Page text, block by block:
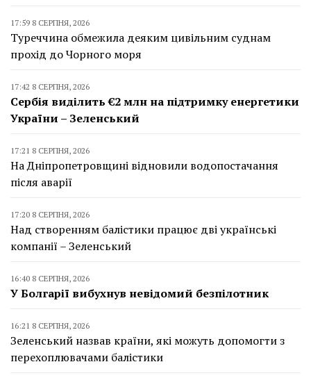
17:59 8 СЕРПНЯ, 2026
Туреччина обмежила деяким цивільним суднам
прохід до Чорного моря
17:42 8 СЕРПНЯ, 2026
Сербія виділить €2 млн на підтримку енергетики
України – Зеленський
17:21 8 СЕРПНЯ, 2026
На Дніпропетровщині відновили водопостачання
після аварії
17:20 8 СЕРПНЯ, 2026
Над створенням балістики працює дві українські
компанії – Зеленський
16:40 8 СЕРПНЯ, 2026
У Болгарії вибухнув невідомий безпілотник
16:21 8 СЕРПНЯ, 2026
Зеленський назвав країни, які можуть допомогти з
перехоплювачами балістики